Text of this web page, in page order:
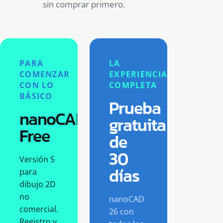
sin comprar primero.
PARA
COMENZAR
CON LO
BÁSICO
nanoCAD
Free
Versión 5
para
dibujo 2D
no
comercial.
LA
EXPERIENCIA
COMPLETA
Prueba
gratuita
de
30
días
nanoCAD
26 con